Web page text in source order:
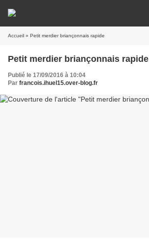
Accueil » Petit merdier briançonnais rapide
Petit merdier briançonnais rapide
Publié le 17/09/2016 à 10:04
Par francois.ihuel15.over-blog.fr